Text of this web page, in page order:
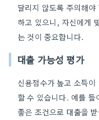
달리지 않도록 주의해
하고 있으니, 자신에게
는 것이 중요합니다.
대출 가능성 평가
신용점수가 높고 소득
할 수 있습니다. 예를
좋은 조건으로 대출을